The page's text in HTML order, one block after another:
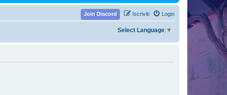
Login
Iscriviti
Join Discord
Select Language ▼